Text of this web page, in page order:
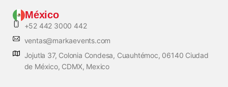
México
+52 442 3000 442
ventas@markaevents.com
Jojutla 37, Colonia Condesa, Cuauhtémoc, 06140 Ciudad
de México, CDMX, Mexico